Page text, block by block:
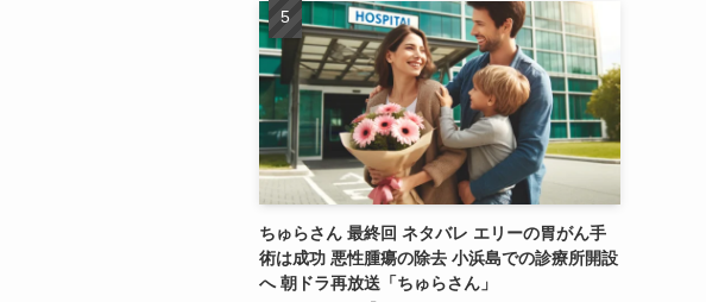
ちゅらさん 最終回 ネタバレ エリーの胃がん手
術は成功 悪性腫瘍の除去 小浜島での診療所開設
へ 朝ドラ再放送「ちゅらさん」